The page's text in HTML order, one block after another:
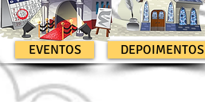
EVENTOS DEPOIMENTOS